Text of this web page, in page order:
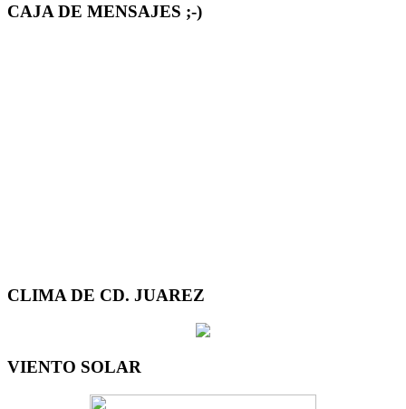
CAJA DE MENSAJES ;-)
CLIMA DE CD. JUAREZ
VIENTO SOLAR